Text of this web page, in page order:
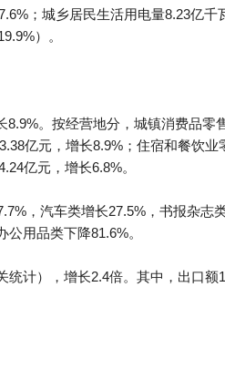
；城乡居民生活用电量8.23亿
）。
。按经营地分，城镇消费品零
亿元，增长8.9%；住宿和餐饮
亿元，增长6.8%。
，汽车类增长27.5%，书报杂志
用品类下降81.6%。
计），增长2.4倍。其中，出口